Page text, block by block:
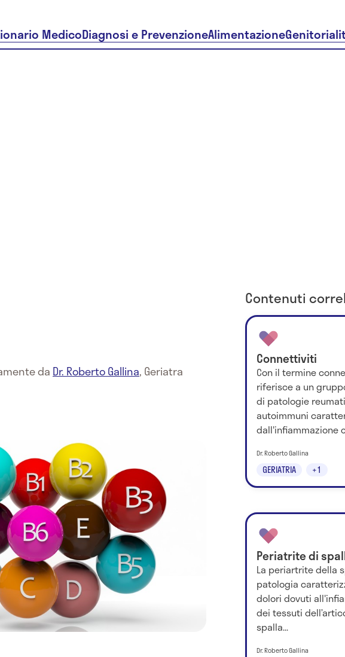
MedicoDiagnosi e PrevenzioneAlimentazione
da Dr. Roberto Gallina, Geriatra
Contenuti
Connettiviti
Con il termine
riferisce a un
di patologie
autoimmuni
dall'infiammazione
GERIATRIA +1
Dr. Roberto Gallina
Periatrite di
La periartrite della
patologia
dolori dovuti
dei tessuti
spalla...
Dr. Roberto Gallina